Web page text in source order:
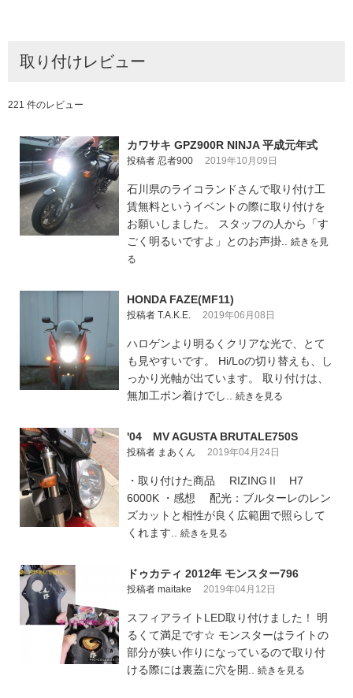
取り付けレビュー
221 件のレビュー
カワサキ GPZ900R NINJA 平成元年式
投稿者 忍者900 2019年10月09日
石川県のライコランドさんで取り付け工
賃無料というイベントの際に取り付けを
お願いしました。 スタッフの人から「す
ごく明るいですよ」とのお声掛.. 続きを見
る
HONDA FAZE(MF11)
投稿者 T.A.K.E. 2019年06月08日
ハロゲンより明るくクリアな光で、とて
も見やすいです。 Hi/Loの切り替えも、し
っかり光軸が出ています。 取り付けは、
無加工ポン着けでし.. 続きを見る
'04 MV AGUSTA BRUTALE750S
投稿者 まあくん 2019年04月24日
・取り付けた商品 RIZINGⅡ H7
6000K ・感想 配光：ブルターレのレン
ズカットと相性が良く広範囲で照らして
くれます.. 続きを見る
ドゥカティ 2012年 モンスター796
投稿者 maitake 2019年04月12日
スフィアライトLED取り付けました！ 明
るくて満足です☆ モンスターはライトの
部分が狭い作りになっているので取り付
ける際には裏蓋に穴を開.. 続きを見る